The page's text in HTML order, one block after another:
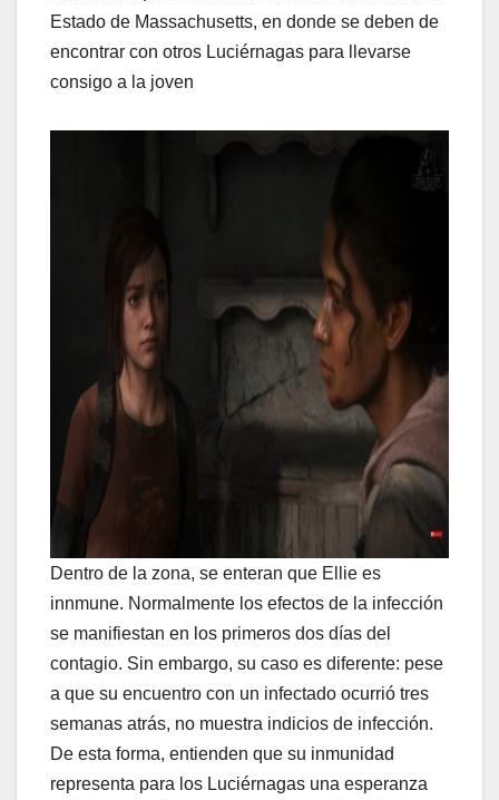
Estado de Massachusetts, en donde se deben de
encontrar con otros Luciérnagas para llevarse
consigo a la joven
Dentro de la zona, se enteran que Ellie es
innmune. Normalmente los efectos de la infección
se manifiestan en los primeros dos días del
contagio. Sin embargo, su caso es diferente: pese
a que su encuentro con un infectado ocurrió tres
semanas atrás, no muestra indicios de infección.
De esta forma, entienden que su inmunidad
representa para los Luciérnagas una esperanza